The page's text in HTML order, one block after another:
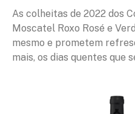
As colheitas de 2022 dos
Moscatel Roxo Rosé e
mesmo e prometem
mais, os dias quentes que